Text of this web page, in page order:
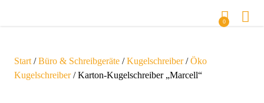
0
Start /Büro & Schreibgeräte /Kugelschreiber/Öko
Kugelschreiber/ Karton-Kugelschreiber „Marcell“